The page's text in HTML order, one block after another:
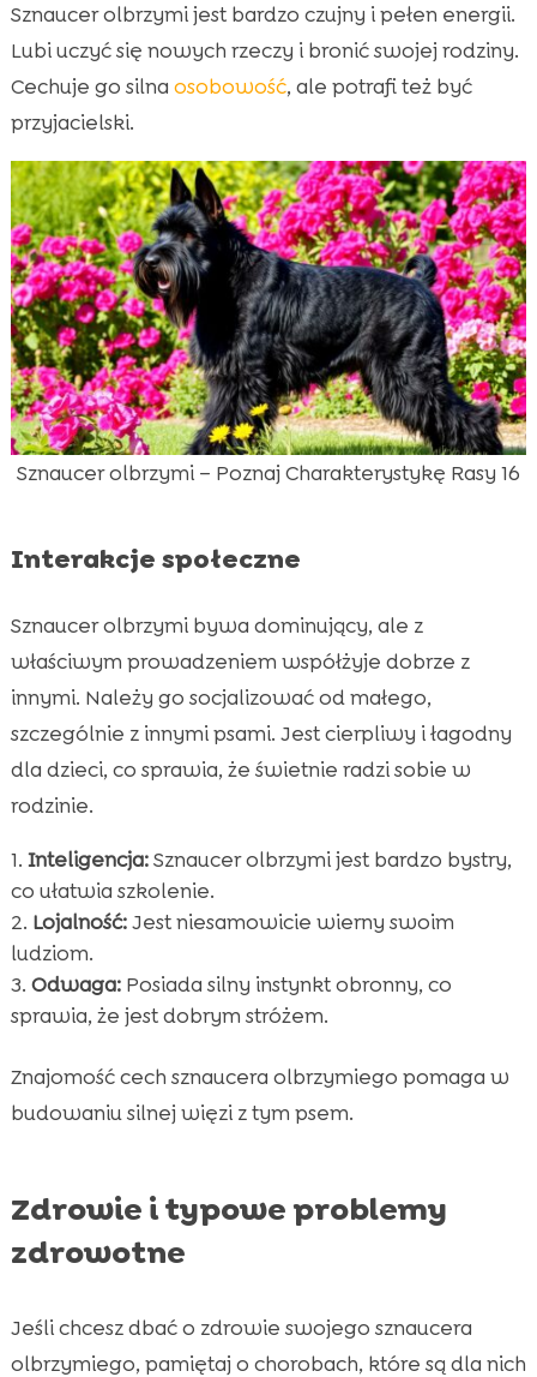
Sznaucer olbrzymi jest bardzo czujny i pełen energii.
Lubi uczyć się nowych rzeczy i bronić swojej rodziny.
Cechuje go silna osobowość, ale potrafi też być
przyjacielski.
Sznaucer olbrzymi – Poznaj Charakterystykę Rasy 16
Interakcje społeczne
Sznaucer olbrzymi bywa dominujący, ale z
właściwym prowadzeniem współżyje dobrze z
innymi. Należy go socjalizować od małego,
szczególnie z innymi psami. Jest cierpliwy i łagodny
dla dzieci, co sprawia, że świetnie radzi sobie w
rodzinie.
Inteligencja:Sznaucer olbrzymi jest bardzo bystry,
co ułatwia szkolenie.
Lojalność:Jest niesamowicie wierny swoim
ludziom.
Odwaga:Posiada silny instynkt obronny, co
sprawia, że jest dobrym stróżem.
Znajomość cech sznaucera olbrzymiego pomaga w
budowaniu silnej więzi z tym psem.
Zdrowie i typowe problemy
zdrowotne
Jeśli chcesz dbać o zdrowie swojego sznaucera
olbrzymiego, pamiętaj o chorobach, które są dla nich